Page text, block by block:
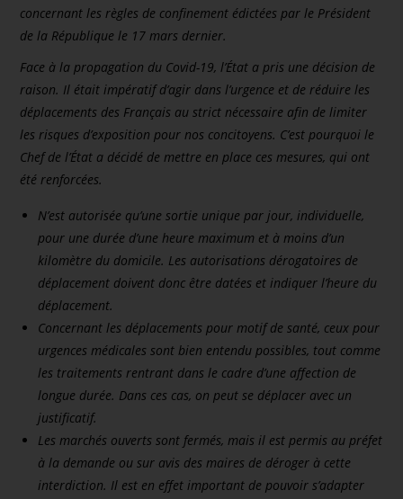
concernant les règles de confinement édictées par le Président
de la République le 17 mars dernier.
Face à la propagation du Covid-19, l’État a pris une décision de
raison. Il était impératif d’agir dans l’urgence et de réduire les
déplacements des Français au strict nécessaire afin de limiter
les risques d’exposition pour nos concitoyens. C’est pourquoi le
Chef de l’État a décidé de mettre en place ces mesures, qui ont
été renforcées.
N’est autorisée qu’une sortie unique par jour, individuelle,
pour une durée d’une heure maximum et à moins d’un
kilomètre du domicile. Les autorisations dérogatoires de
déplacement doivent donc être datées et indiquer l’heure du
déplacement.
Concernant les déplacements pour motif de santé, ceux pour
urgences médicales sont bien entendu possibles, tout comme
les traitements rentrant dans le cadre d’une affection de
longue durée. Dans ces cas, on peut se déplacer avec un
justificatif.
Les marchés ouverts sont fermés, mais il est permis au préfet
à la demande ou sur avis des maires de déroger à cette
interdiction. Il est en effet important de pouvoir s’adapter